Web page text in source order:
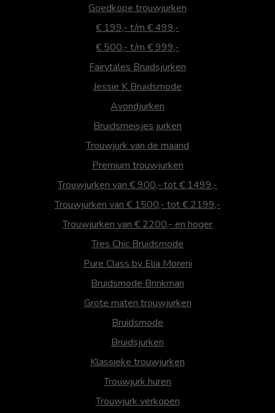
Goedkope trouwjurken
€ 199,- t/m € 499,-
€ 500,- t/m € 999,-
Fairytales Bruidsjurken
Jessie K Bruidsmode
Avondjurken
Bruidsmeisjes jurken
Trouwjurk van de maand
Premium trouwjurken
Trouwjurken van € 900,- tot € 1499,-
Trouwjurken van € 1500,- tot € 2199,-
Trouwjurken van € 2200,- en hoger
Tres Chic Bruidsmode
Pure Class by Elia Moreni
Bruidsmode Brinkman
Grote maten trouwjurken
Bruidsmode
Bruidsjurken
Klassieke trouwjurken
Trouwjurk huren
Trouwjurk verkopen